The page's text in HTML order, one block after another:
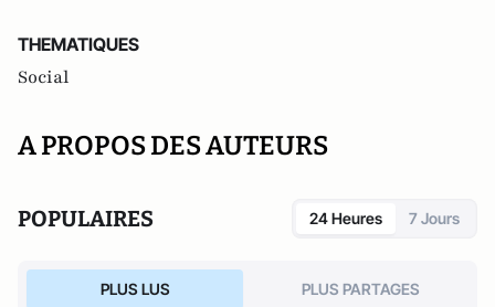
THEMATIQUES
Social
A PROPOS DES AUTEURS
POPULAIRES 24 Heures 7 Jours
PLUS LUS PLUS PARTAGES